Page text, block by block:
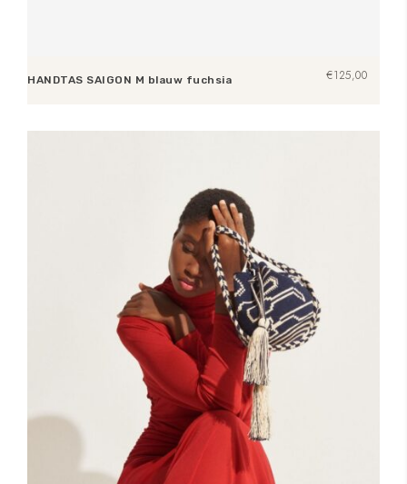
HANDTAS SAIGON M blauw fuchsia €125,00